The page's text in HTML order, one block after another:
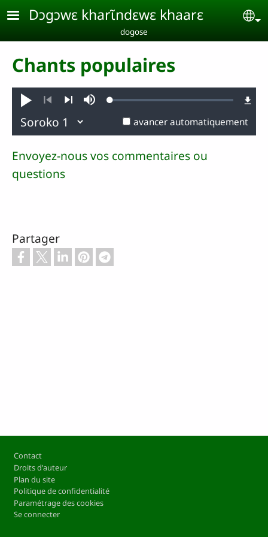
Aller au contenu principal
Dɔgɔwɛ kharɩ̃ndɛwɛ khaarɛ
dogose
Chants populaires
Jouer
Précédent
SourdineLoaded:
avancer automatiquement
Envoyez-nous vos commentaires ou
questions
Partager
Pied de page
Contact
Droits d'auteur
Plan du site
Politique de confidentialité
Paramétrage des cookies
Se connecter